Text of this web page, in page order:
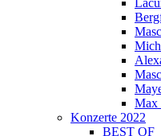
Max
Konzerte 2022
BEST OF